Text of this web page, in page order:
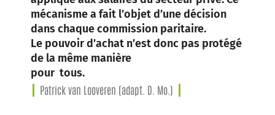
mécanisme a fait l’objet d’une décision
dans chaque commission paritaire.
Le pouvoir d’achat n’est donc pas protégé
de la même manière
pour tous.
Patrick van Looveren (adapt. D. Mo.)